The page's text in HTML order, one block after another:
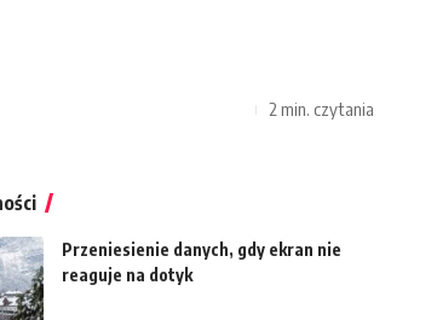
2 min. czytania
Przeniesienie danych, gdy ekran nie
reaguje na dotyk